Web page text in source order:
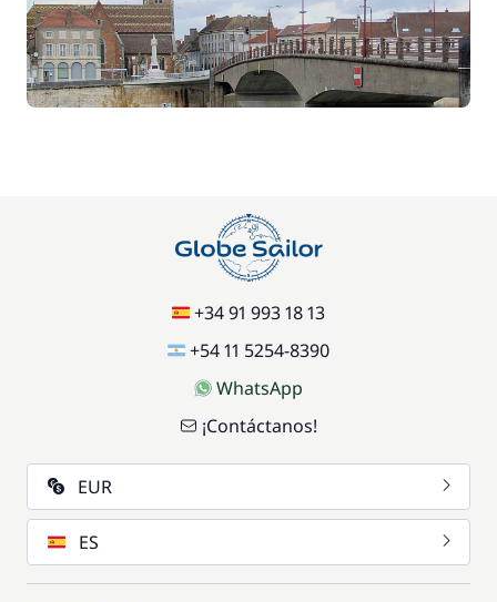
Paddle 77,00 €
/ semana
Parking Coches 70,00 €
/ semana
+34 91 993 18 13
+54 11 5254-8390
WhatsApp
¡Contáctanos!
EUR
ES